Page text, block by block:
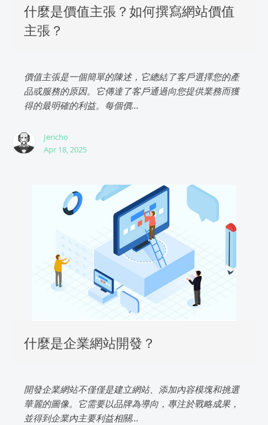
什麼是價值主張？如何撰寫網站價值
主張？
價值主張是一個簡單的陳述，它總結了客戶選擇您的產
品或服務的原因。它傳達了客戶通過向您提供業務而獲
得的最明確的利益。每個價...
Jericho
Apr 18, 2025
什麼是企業網站開發？
開發企業網站不僅僅是建立網站、添加內容模塊和挑選
華麗的圖像。它需要以品牌為導向，專注於戰略成果，
並得到企業內主要利益相關...